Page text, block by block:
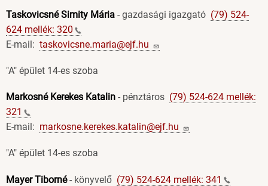
Taskovicsné Simity Mária - gazdasági igazgató (79) 524-
624 mellék: 320
E-mail: taskovicsne.maria@ejf.hu
"A" épület 14-es szoba
Markosné Kerekes Katalin - pénztáros (79) 524-624 mellék:
321
E-mail: markosne.kerekes.katalin@ejf.hu
"A" épület 14-es szoba
Mayer Tiborné- könyvelő (79) 524-624 mellék: 341